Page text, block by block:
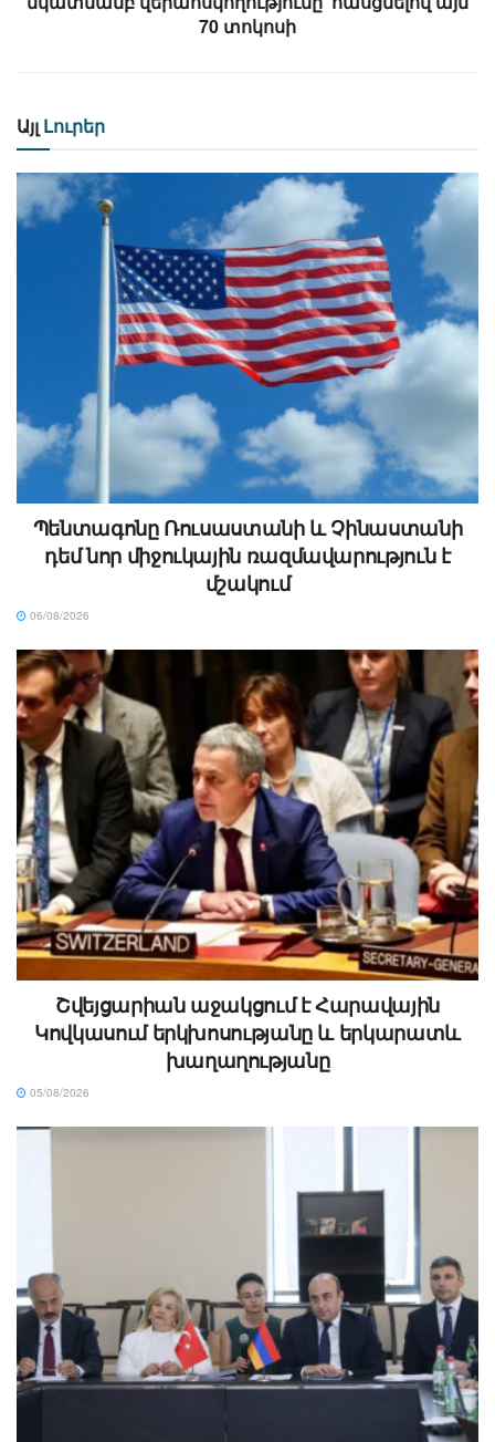
70 տոկոսի
Այլ Լուրեր
Պենտագոնը Ռուսաստանի և Չինաստանի
դեմ նոր միջուկային ռազմավարություն է
մշակում
06/08/2026
Շվեյցարիան աջակցում է Հարավային
Կովկասում երկխոսությանը և երկարատև
խաղաղությանը
05/08/2026